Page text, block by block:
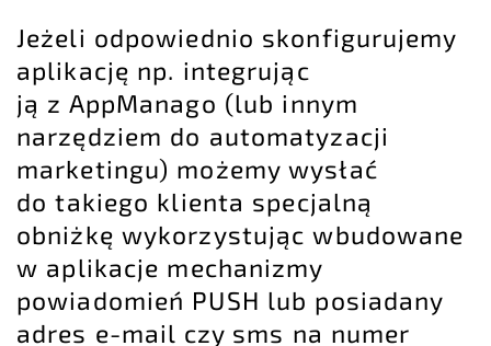
Jeżeli odpowiednio skonfigurujemy
aplikację np. integrując
ją z AppManago (lub innym
narzędziem do automatyzacji
marketingu) możemy wysłać
do takiego klienta specjalną
obniżkę wykorzystując wbudowane
w aplikacje mechanizmy
powiadomień PUSH lub posiadany
adres e-mail czy sms na numer